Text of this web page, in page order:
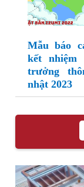
Mẫu báo
kết nhiệm
trưởng
nhật 2023